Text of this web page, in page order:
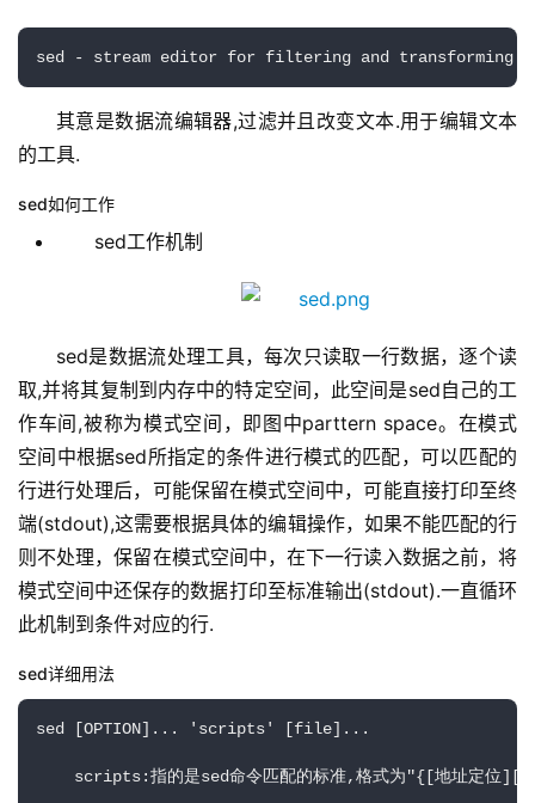
sed - stream editor for filtering and transforming
其意是数据流编辑器,过滤并且改变文本.用于编辑文本
的工具.
sed如何工作
sed工作机制
sed是数据流处理工具，每次只读取一行数据，逐个读
取,并将其复制到内存中的特定空间，此空间是sed自己的工
作车间,被称为模式空间，即图中parttern space。在模式
空间中根据sed所指定的条件进行模式的匹配，可以匹配的
行进行处理后，可能保留在模式空间中，可能直接打印至终
端(stdout),这需要根据具体的编辑操作，如果不能匹配的行
则不处理，保留在模式空间中，在下一行读入数据之前，将
模式空间中还保存的数据打印至标准输出(stdout).一直循环
此机制到条件对应的行.
sed详细用法
sed [OPTION]... 'scripts' [file]...
scripts:指的是sed命令匹配的标准,格式为"{[地址定位][